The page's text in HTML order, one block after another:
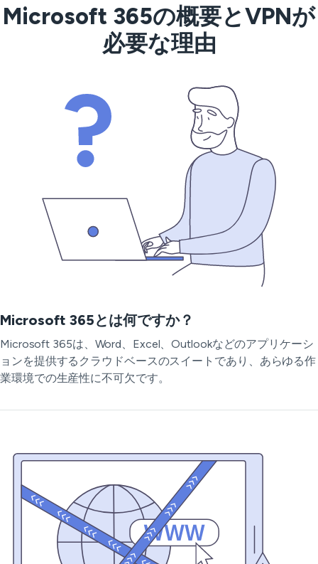
Microsoft 365の概要とVPNが
必要な理由
Microsoft 365とは何ですか？
Microsoft 365は、Word、Excel、Outlookなどのアプリケーシ
ョンを提供するクラウドベースのスイートであり、あらゆる作
業環境での生産性に不可欠です。